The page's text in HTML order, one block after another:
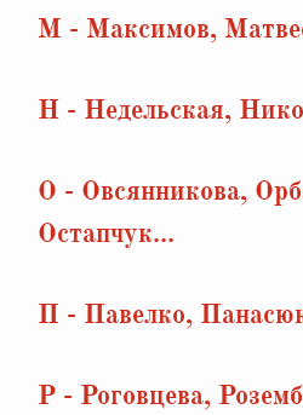
М - Максимов,
Н - Недельская,
О - Овсянникова,
Остапчук...
П - Павелко,
Р - Роговцева,